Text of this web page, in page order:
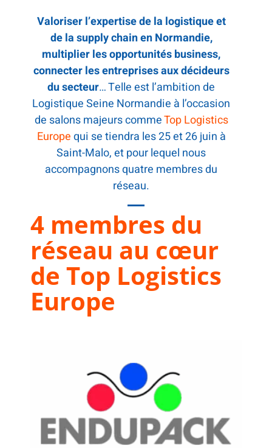
Valoriser l’expertise de la logistique et
de la supply chain en Normandie,
multiplier les opportunités business,
connecter les entreprises aux décideurs
du secteur… Telle est l’ambition de
Logistique Seine Normandie à l’occasion
de salons majeurs commeTop Logistics
Europequi se tiendra les 25 et 26 juin à
Saint-Malo, et pour lequel nous
accompagnons quatre membres du
réseau.
4 membres du
réseau au cœur
de Top Logistics
Europe